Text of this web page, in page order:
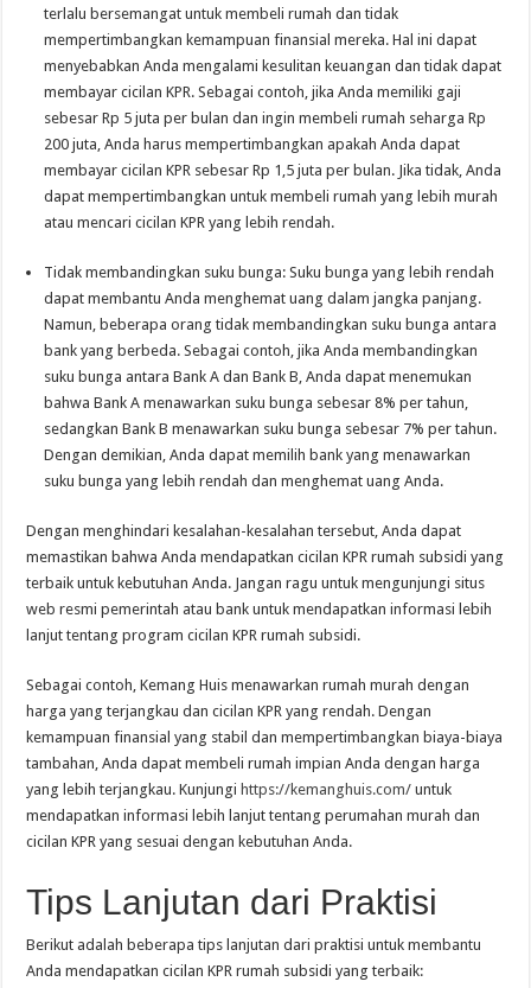
terlalu bersemangat untuk membeli rumah dan tidak
mempertimbangkan kemampuan finansial mereka. Hal ini dapat
menyebabkan Anda mengalami kesulitan keuangan dan tidak dapat
membayar cicilan KPR. Sebagai contoh, jika Anda memiliki gaji
sebesar Rp 5 juta per bulan dan ingin membeli rumah seharga Rp
200 juta, Anda harus mempertimbangkan apakah Anda dapat
membayar cicilan KPR sebesar Rp 1,5 juta per bulan. Jika tidak, Anda
dapat mempertimbangkan untuk membeli rumah yang lebih murah
atau mencari cicilan KPR yang lebih rendah.
Tidak membandingkan suku bunga: Suku bunga yang lebih rendah
dapat membantu Anda menghemat uang dalam jangka panjang.
Namun, beberapa orang tidak membandingkan suku bunga antara
bank yang berbeda. Sebagai contoh, jika Anda membandingkan
suku bunga antara Bank A dan Bank B, Anda dapat menemukan
bahwa Bank A menawarkan suku bunga sebesar 8% per tahun,
sedangkan Bank B menawarkan suku bunga sebesar 7% per tahun.
Dengan demikian, Anda dapat memilih bank yang menawarkan
suku bunga yang lebih rendah dan menghemat uang Anda.
Dengan menghindari kesalahan-kesalahan tersebut, Anda dapat
memastikan bahwa Anda mendapatkan cicilan KPR rumah subsidi yang
terbaik untuk kebutuhan Anda. Jangan ragu untuk mengunjungi situs
web resmi pemerintah atau bank untuk mendapatkan informasi lebih
lanjut tentang program cicilan KPR rumah subsidi.
Sebagai contoh, Kemang Huis menawarkan rumah murah dengan
harga yang terjangkau dan cicilan KPR yang rendah. Dengan
kemampuan finansial yang stabil dan mempertimbangkan biaya-biaya
tambahan, Anda dapat membeli rumah impian Anda dengan harga
yang lebih terjangkau. Kunjungi https://kemanghuis.com/ untuk
mendapatkan informasi lebih lanjut tentang perumahan murah dan
cicilan KPR yang sesuai dengan kebutuhan Anda.
Tips Lanjutan dari Praktisi
Berikut adalah beberapa tips lanjutan dari praktisi untuk membantu
Anda mendapatkan cicilan KPR rumah subsidi yang terbaik: